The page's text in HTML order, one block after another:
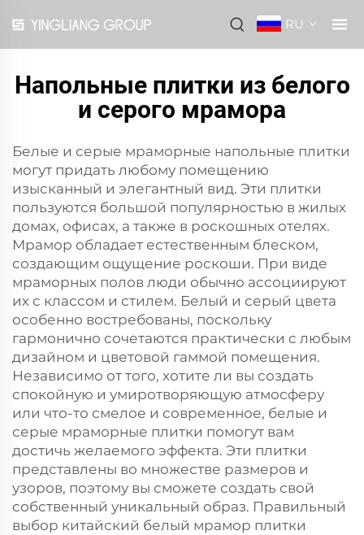
RU
Напольные плитки из белого
и серого мрамора
Белые и серые мраморные напольные плитки
могут придать любому помещению
изысканный и элегантный вид. Эти плитки
пользуются большой популярностью в жилых
домах, офисах, а также в роскошных отелях.
Мрамор обладает естественным блеском,
создающим ощущение роскоши. При виде
мраморных полов люди обычно ассоциируют
их с классом и стилем. Белый и серый цвета
особенно востребованы, поскольку
гармонично сочетаются практически с любым
дизайном и цветовой гаммой помещения.
Независимо от того, хотите ли вы создать
спокойную и умиротворяющую атмосферу
или что-то смелое и современное, белые и
серые мраморные плитки помогут вам
достичь желаемого эффекта. Эти плитки
представлены во множестве размеров и
узоров, поэтому вы сможете создать свой
собственный уникальный образ. Правильный
выбор китайский белый мрамор плитки